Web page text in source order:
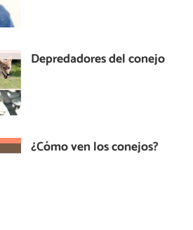
Depredadores del conejo
¿Cómo ven los conejos?